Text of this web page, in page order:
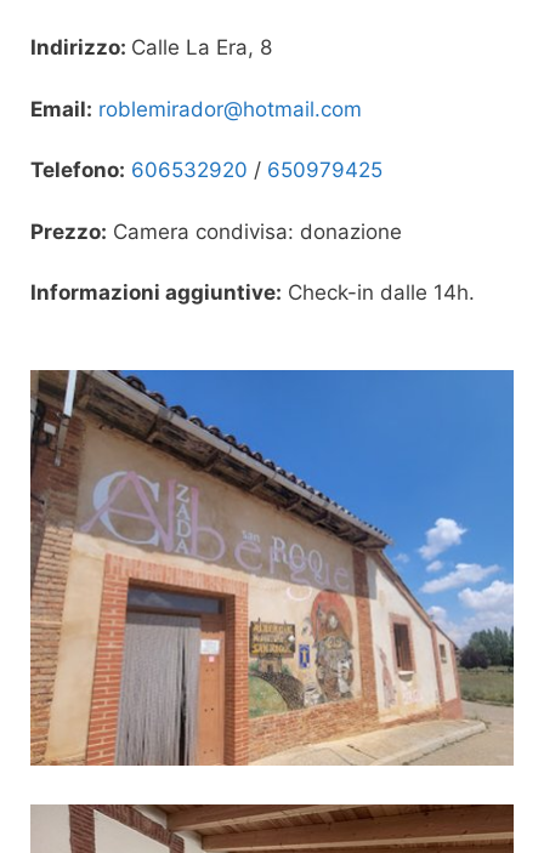
Indirizzo: Calle La Era, 8
Email: roblemirador@hotmail.com
Telefono: 606532920 / 650979425
Prezzo: Camera condivisa: donazione
Informazioni aggiuntive: Check-in dalle 14h.